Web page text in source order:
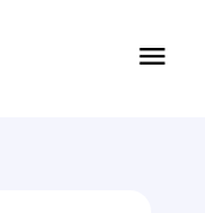
menu